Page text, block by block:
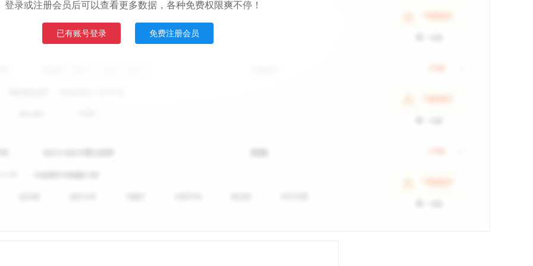
登录或注册会员后可以查看更多数据，各种免费权限爽不停！
已有账号登录 免费注册会员